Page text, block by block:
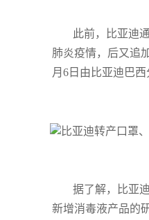
此前，比亚迪
肺炎疫情，后又追
月6日由比亚迪巴西
据了解，比亚
新增消毒液产品的